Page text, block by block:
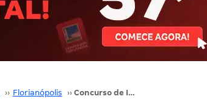
›› Florianópolis ›› Concurso de Irani SC: Inscrições abertas! Inicial de até R$ 16 mil!